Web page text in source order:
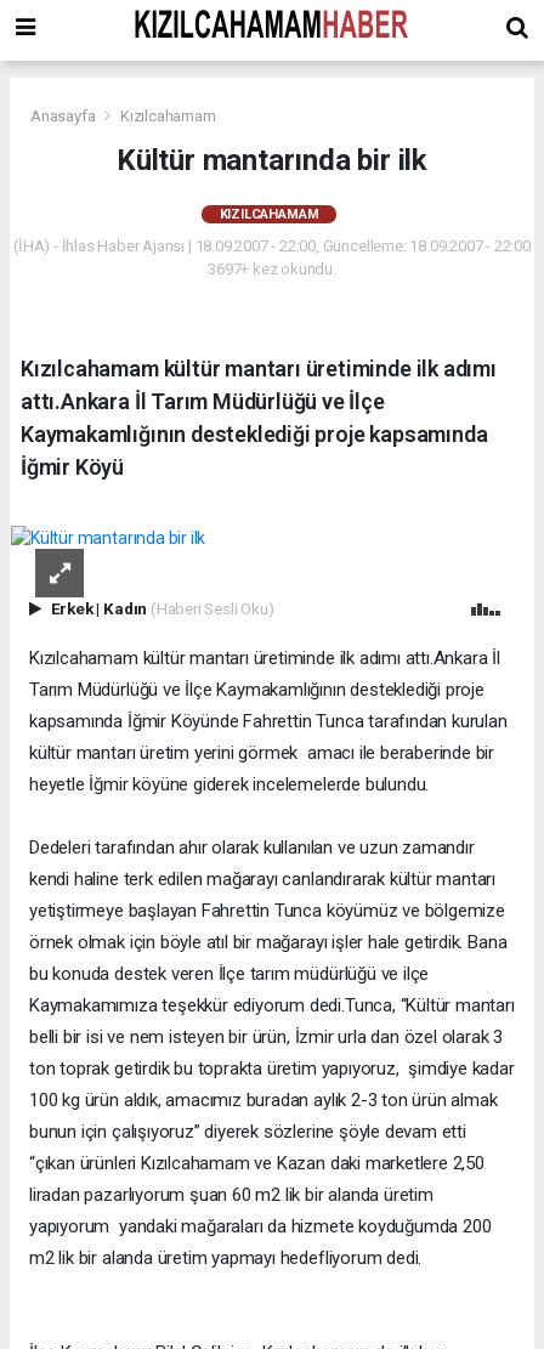
Anasayfa Kızılcahamam
Kültür mantarında bir ilk
KIZILCAHAMAM
(İHA) - İhlas Haber Ajansı | 18.09.2007 - 22:00, Güncelleme: 18.09.2007 - 22:00
3697+ kez okundu.
Kızılcahamam kültür mantarı üretiminde ilk adımı
attı.Ankara İl Tarım Müdürlüğü ve İlçe
Kaymakamlığının desteklediği proje kapsamında
İğmir Köyü
Erkek| Kadın (Haberi Sesli Oku)
Kızılcahamam kültür mantarı üretiminde ilk adımı attı.Ankara İl
Tarım Müdürlüğü ve İlçe Kaymakamlığının desteklediği proje
kapsamında İğmir Köyünde Fahrettin Tunca tarafından kurulan
kültür mantarı üretim yerini görmek amacı ile beraberinde bir
heyetle İğmir köyüne giderek incelemelerde bulundu.
Dedeleri tarafından ahır olarak kullanılan ve uzun zamandır
kendi haline terk edilen mağarayı canlandırarak kültür mantarı
yetiştirmeye başlayan Fahrettin Tunca köyümüz ve bölgemize
örnek olmak için böyle atıl bir mağarayı işler hale getirdik. Bana
bu konuda destek veren İlçe tarım müdürlüğü ve ilçe
Kaymakamımıza teşekkür ediyorum dedi.Tunca, “Kültür mantarı
belli bir isi ve nem isteyen bir ürün, İzmir urla dan özel olarak 3
ton toprak getirdik bu toprakta üretim yapıyoruz, şimdiye kadar
100 kg ürün aldık, amacımız buradan aylık 2-3 ton ürün almak
bunun için çalışıyoruz” diyerek sözlerine şöyle devam etti
“çıkan ürünleri Kızılcahamam ve Kazan daki marketlere 2,50
liradan pazarlıyorum şuan60 m2 lik bir alanda üretim
yapıyorum yandaki mağaraları da hizmete koyduğumda200
m2 lik bir alanda üretim yapmayı hedefliyorum dedi.